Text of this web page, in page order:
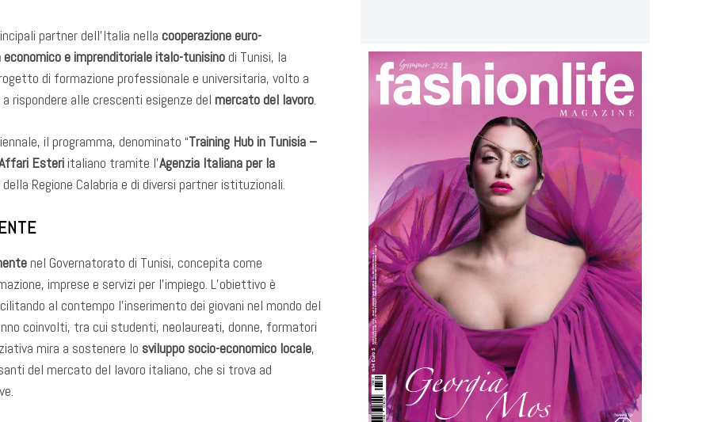
partner dell’Italia nella cooperazione euro-
economico e imprenditoriale italo-tunisinodi Tunisi, la
di formazione professionale e universitaria, volto a
rispondere alle crescenti esigenze del mercato del lavoro.
il programma, denominato “Training Hub in Tunisia –
Esteriitaliano tramite l’Agenzia Italiana per la
Regione Calabria e di diversi partner istituzionali.
nel Governatorato di Tunisi, concepita come
imprese e servizi per l’impiego. L’obiettivo è
al contempo l’inserimento dei giovani nel mondo del
coinvolti, tra cui studenti, neolaureati, donne, formatori
mira a sostenere lo sviluppo socio-economico locale,
del mercato del lavoro italiano, che si trova ad